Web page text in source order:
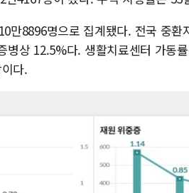
만8896명으로 집계됐다. 전국 중
병상 12.5%다. 생활치료센터 가동
다.